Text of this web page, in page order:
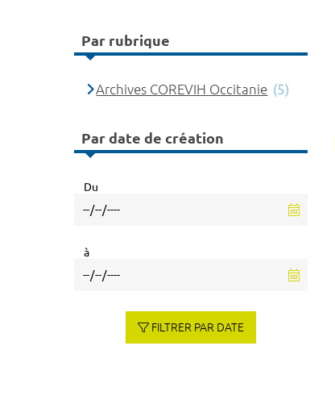
Par rubrique
Archives COREVIH Occitanie (5)
Par date de création
Du
à
FILTRER PAR DATE